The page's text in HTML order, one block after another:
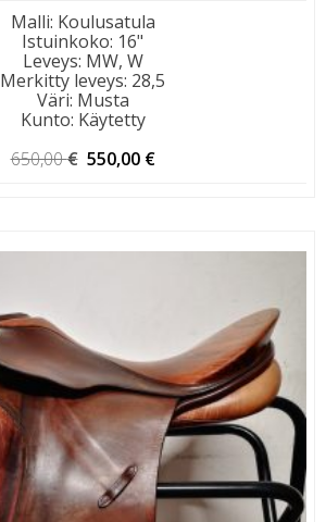
Malli: Koulusatula
Istuinkoko: 16"
Leveys: MW, W
Merkitty leveys: 28,5
Väri: Musta
Kunto: Käytetty
650,00€ Alkuperäinen
550,00 €